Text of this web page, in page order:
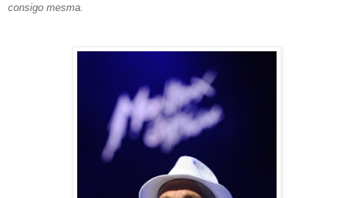
consigo mesma.